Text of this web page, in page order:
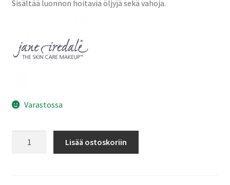
Kanta-asiakas
Tietosuojaseloste
Sisältää luonnon hoitavia öljyjä sekä vahoja.
Varastossa
Lisää ostoskoriin